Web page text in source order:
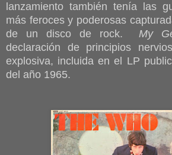
lanzamiento también tenía las
más feroces y poderosas
de un disco de rock.My
declaración de principios
explosiva, incluida en el LP
del año 1965.